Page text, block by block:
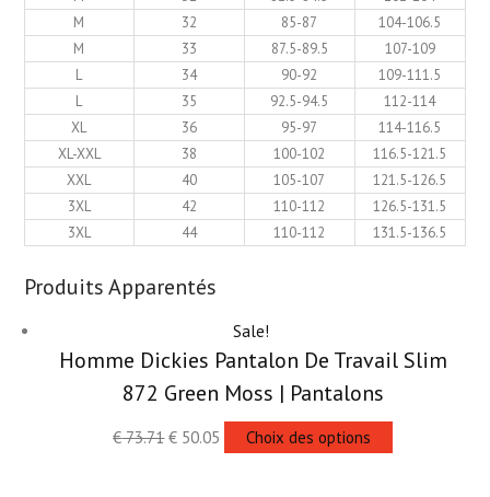
M
32 85-87
104-106.5
M
33 87.5-89.5
107-109
L
34 90-92
109-111.5
L
35 92.5-94.5
112-114
XL
36 95-97
114-116.5
XL-XXL
38 100-102
116.5-121.5
XXL
40 105-107
121.5-126.5
3XL
42 110-112
126.5-131.5
3XL
44 110-112 131.5-136.5
Produits Apparentés
Sale!
Homme Dickies Pantalon De Travail Slim
872 Green Moss | Pantalons
€73.71 € 50.05 Choix des options